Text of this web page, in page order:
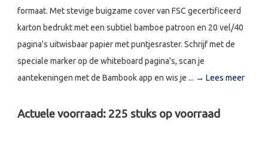
formaat. Met stevige buigzame cover van FSC gecertificeerd
karton bedrukt met een subtiel bamboe patroon en 20 vel/40
pagina's uitwisbaar papier met puntjesraster. Schrijf met de
speciale marker op de whiteboard pagina's, scan je
aantekeningen met de Bambook app en wis je ... → Lees meer
Actuele voorraad:225 stuks op voorraad